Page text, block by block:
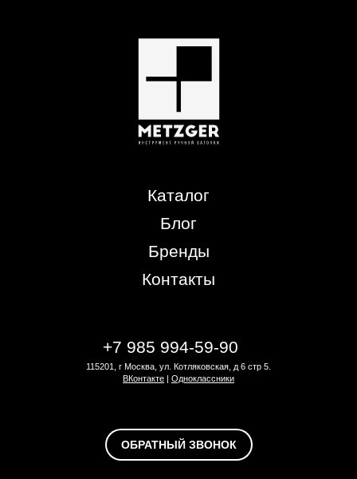
Каталог
Блог
Бренды
Контакты
+7 985 994-59-90
115201, г Москва, ул. Котляковская, д 6 стр 5.
ВКонтакте | Одноклассники
ОБРАТНЫЙ ЗВОНОК